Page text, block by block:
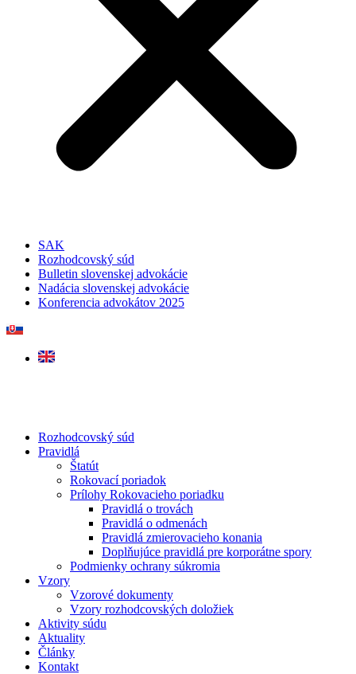
SAK
Rozhodcovský súd
Bulletin slovenskej advokácie
Nadácia slovenskej advokácie
Konferencia advokátov 2025
Rozhodcovský súd
Pravidlá
Štatút
Rokovací poriadok
Prílohy Rokovacieho poriadku
Pravidlá o trovách
Pravidlá o odmenách
Pravidlá zmierovacieho konania
Doplňujúce pravidlá pre korporátne spory
Podmienky ochrany súkromia
Vzory
Vzorové dokumenty
Vzory rozhodcovských doložiek
Aktivity súdu
Aktuality
Články
Kontakt